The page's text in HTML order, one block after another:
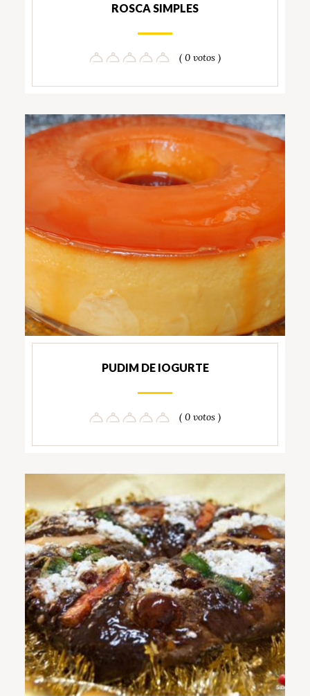
ROSCA SIMPLES
( 0 votos )
PUDIM DE IOGURTE
( 0 votos )